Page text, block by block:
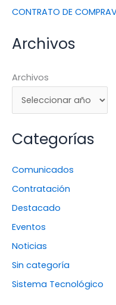
CONTRATO DE
Archivos
Archivos
Categorías
Comunicados
Contratación
Destacado
Eventos
Noticias
Sin categoría
Sistema Tecnológico